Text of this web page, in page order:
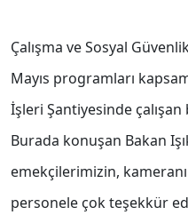
Çalışma ve Sosyal
Mayıs programları
İşleri Şantiyesinde
Burada konuşan Bakan
emekçilerimizin,
personele çok teşekkür